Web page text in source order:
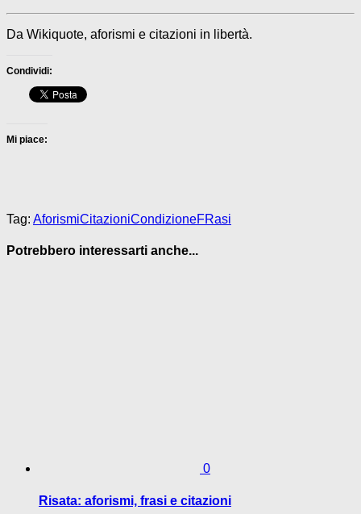
Da Wikiquote, aforismi e citazioni in libertà.
Condividi:
Mi piace:
Tag: AforismiCitazioniCondizioneFRasi
Potrebbero interessarti anche...
0
Risata: aforismi, frasi e citazioni